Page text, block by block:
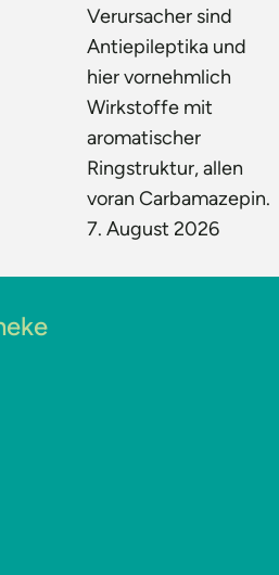
Verursacher sind
Antiepileptika und
hier vornehmlich
Wirkstoffe mit
aromatischer
Ringstruktur, allen
voran Carbamazepin.
7. August 2026